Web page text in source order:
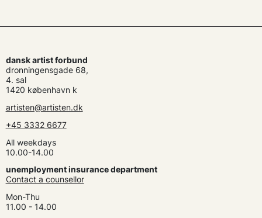
dansk artist forbund
dronningensgade 68,
4. sal
1420 københavn k
artisten@artisten.dk
+45 3332 6677
All weekdays
10.00-14.00
unemployment insurance department
Contact a counsellor
Mon-Thu
11.00 - 14.00